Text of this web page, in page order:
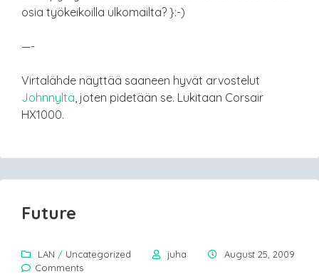
osia työkeikoilla ulkomailta? }:-)
—-
Virtalähde näyttää saaneen hyvät arvostelut
Johnnyltä, joten pidetään se. Lukitaan Corsair
HX1000.
Future
LAN / Uncategorized juha
August 25, 2009
Comments